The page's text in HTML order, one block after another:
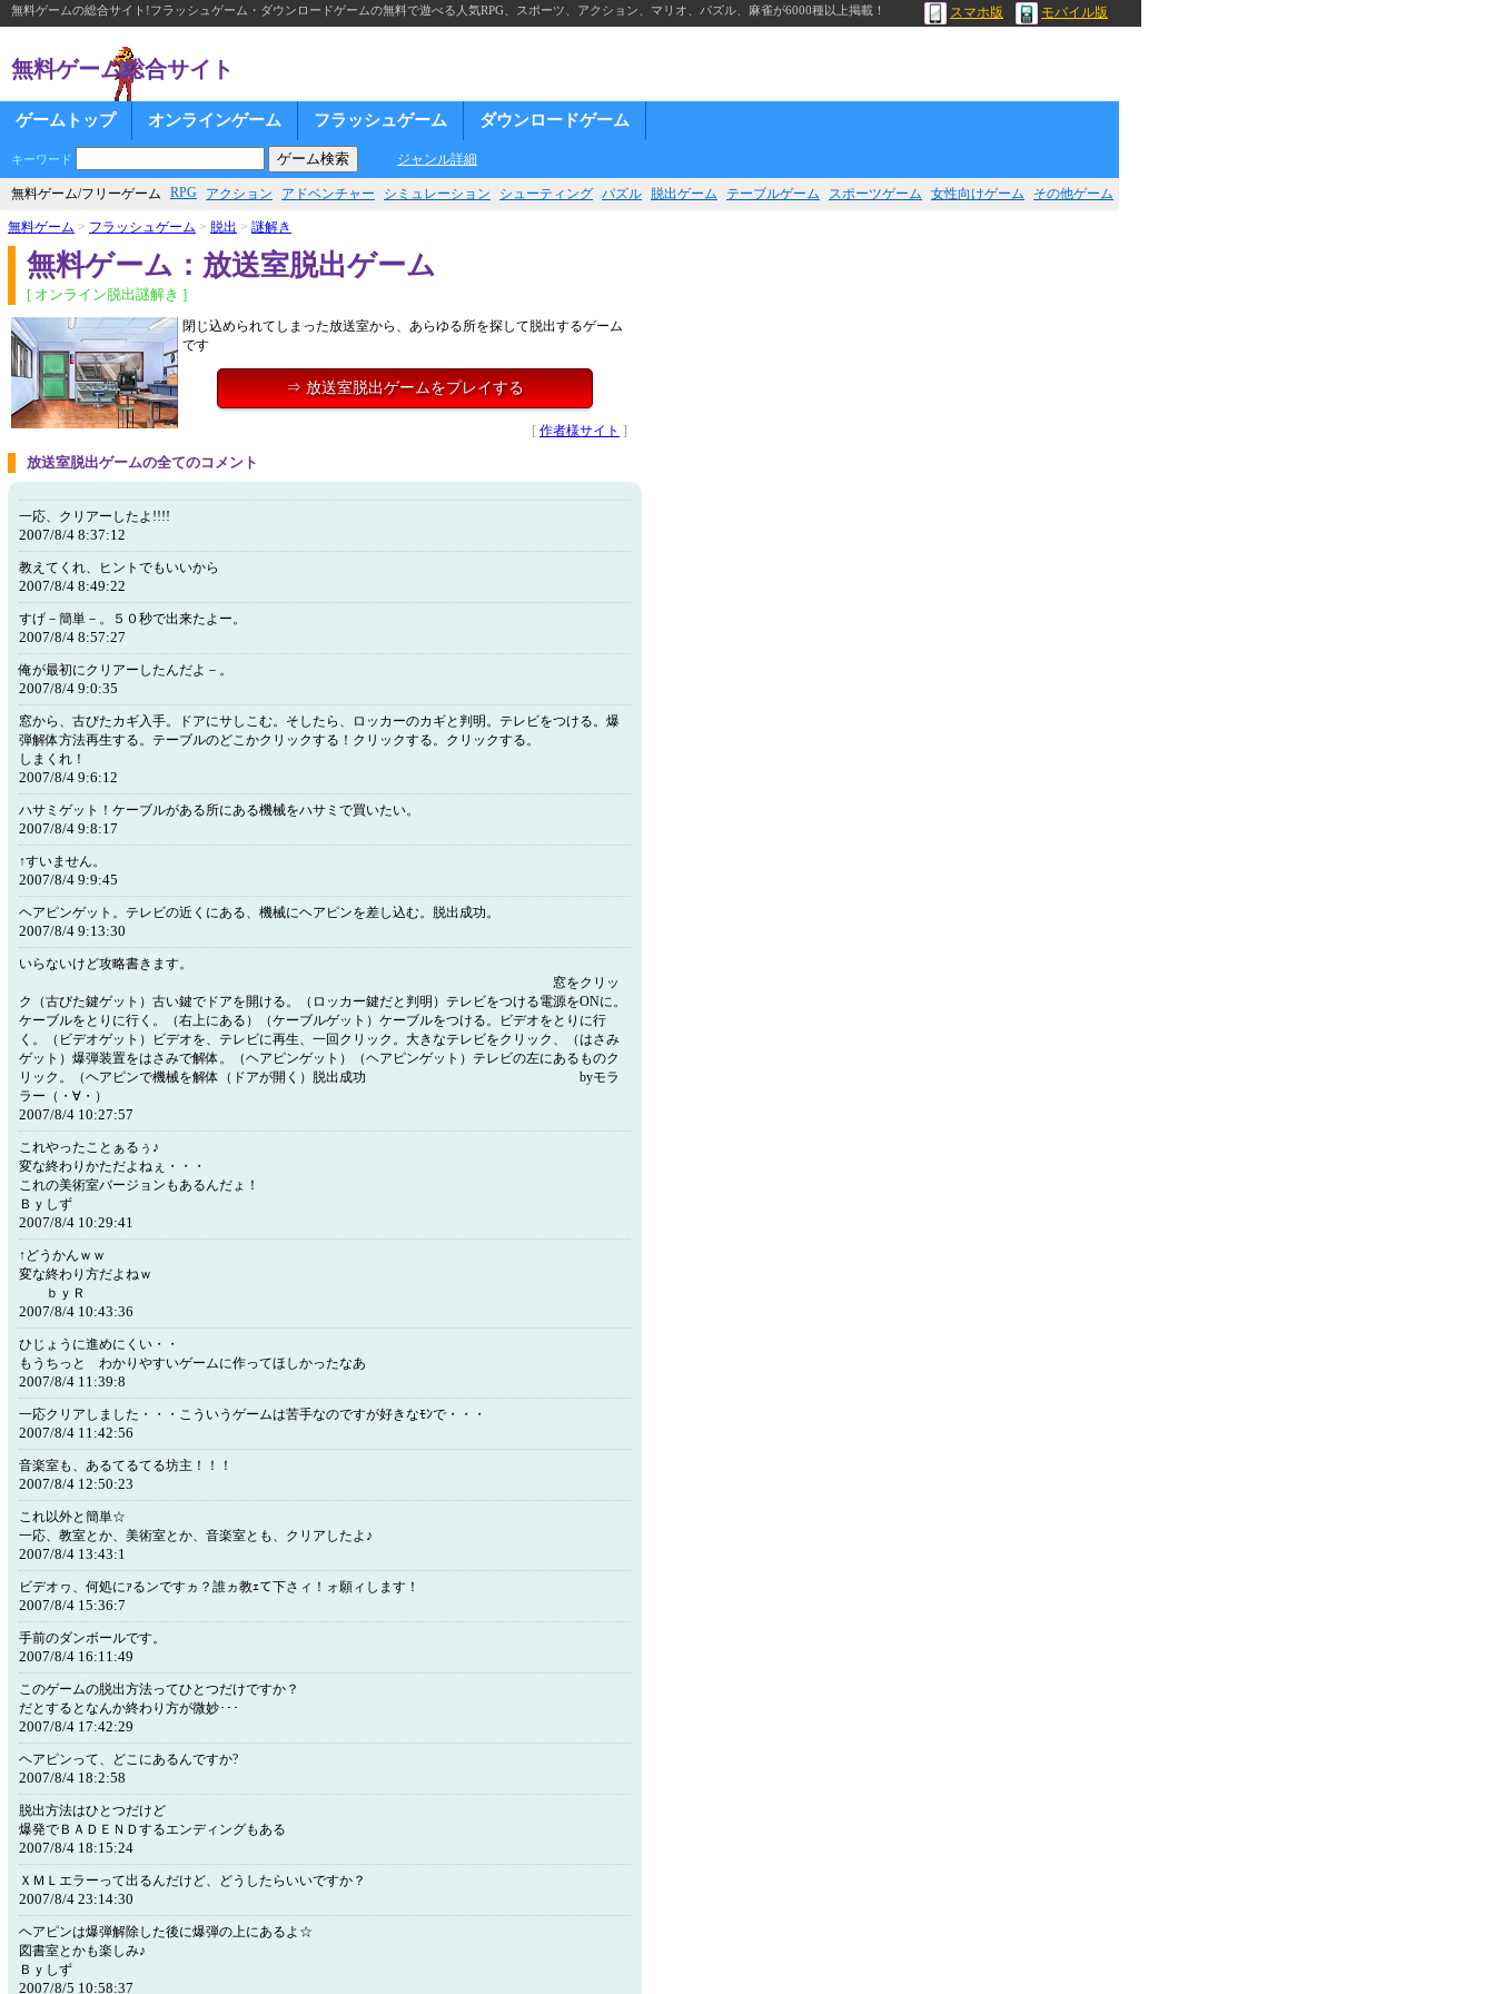
無料ゲームの総合サイト!フラッシュゲーム・ダウンロードゲームの無料で遊べる人気RPG、スポーツ、アクション、マリオ、パズル、麻雀が6000種以上掲載！ スマホ版 モバイル版
無料ゲーム総合サイト
ゲームトップ オンラインゲーム フラッシュゲーム ダウンロードゲーム
キーワード ジャンル詳細
無料ゲーム/フリーゲーム RPG アクション アドベンチャー シミュレーション シューティング パズル 脱出ゲーム テーブルゲーム スポーツゲーム 女性向けゲーム その他ゲーム
無料ゲーム > フラッシュゲーム > 脱出 > 謎解き
無料ゲーム：放送室脱出ゲーム
[ オンライン脱出謎解き ]
閉じ込められてしまった放送室から、あらゆる所を探して脱出するゲーム
です
⇒ 放送室脱出ゲームをプレイする
[ 作者様サイト ]
放送室脱出ゲームの全てのコメント
一応、クリアーしたよ!!!!
2007/8/4 8:37:12
教えてくれ、ヒントでもいいから
2007/8/4 8:49:22
すげ－簡単－。５０秒で出来たよー。
2007/8/4 8:57:27
俺が最初にクリアーしたんだよ－。
2007/8/4 9:0:35
窓から、古びたカギ入手。ドアにサしこむ。そしたら、ロッカーのカギと判明。テレビをつける。爆
弾解体方法再生する。テーブルのどこかクリックする！クリックする。クリックする。
しまくれ！
2007/8/4 9:6:12
ハサミゲット！ケーブルがある所にある機械をハサミで買いたい。
2007/8/4 9:8:17
↑すいません。
2007/8/4 9:9:45
ヘアピンゲット。テレビの近くにある、機械にヘアピンを差し込む。脱出成功。
2007/8/4 9:13:30
いらないけど攻略書きます。
窓をクリッ
ク（古びた鍵ゲット）古い鍵でドアを開ける。（ロッカー鍵だと判明）テレビをつける電源をONに。
ケーブルをとりに行く。（右上にある）（ケーブルゲット）ケーブルをつける。ビデオをとりに行
く。（ビデオゲット）ビデオを、テレビに再生、一回クリック。大きなテレビをクリック、（はさみ
ゲット）爆弾装置をはさみで解体。（ヘアピンゲット）（ヘアピンゲット）テレビの左にあるものク
リック。（ヘアピンで機械を解体（ドアが開く）脱出成功 byモラ
ラー（・∀・）
2007/8/4 10:27:57
これやったことぁるぅ♪
変な終わりかただよねぇ・・・
これの美術室バージョンもあるんだょ！
Ｂｙしず
2007/8/4 10:29:41
↑どうかんｗｗ
変な終わり方だよねｗ
ｂｙＲ
2007/8/4 10:43:36
ひじょうに進めにくい・・
もうちっと わかりやすいゲームに作ってほしかったなあ
2007/8/4 11:39:8
一応クリアしました・・・こういうゲームは苦手なのですが好きなﾓﾝで・・・
2007/8/4 11:42:56
音楽室も、あるてるてる坊主！！！
2007/8/4 12:50:23
これ以外と簡単☆
一応、教室とか、美術室とか、音楽室とも、クリアしたよ♪
2007/8/4 13:43:1
ビデオヮ、何処にｧるンですヵ？誰ヵ教ｪて下さィ！ォ願ィします！
2007/8/4 15:36:7
手前のダンボールです。
2007/8/4 16:11:49
このゲームの脱出方法ってひとつだけですか？
だとするとなんか終わり方が微妙･･･
2007/8/4 17:42:29
ヘアピンって、どこにあるんですか?
2007/8/4 18:2:58
脱出方法はひとつだけど
爆発でＢＡＤＥＮＤするエンディングもある
2007/8/4 18:15:24
ＸＭＬエラーって出るんだけど、どうしたらいいですか？
2007/8/4 23:14:30
ヘアピンは爆弾解除した後に爆弾の上にあるよ☆
図書室とかも楽しみ♪
Ｂｙしず
2007/8/5 10:58:37